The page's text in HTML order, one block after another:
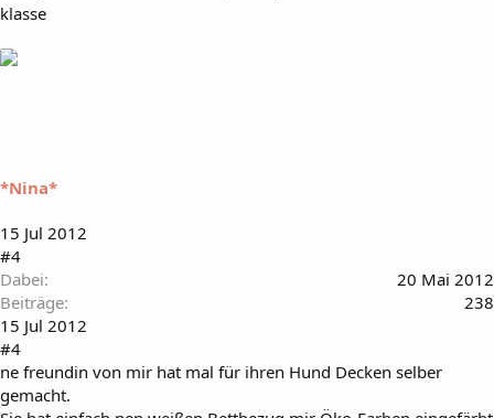
klasse
*Nina*
15 Jul 2012
#4
Dabei
20 Mai 2012
Beiträge
238
15 Jul 2012
#4
ne freundin von mir hat mal für ihren Hund Decken selber
gemacht.